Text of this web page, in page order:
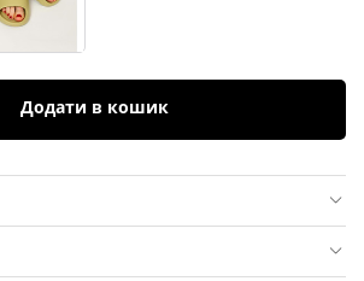
Додати в кошик